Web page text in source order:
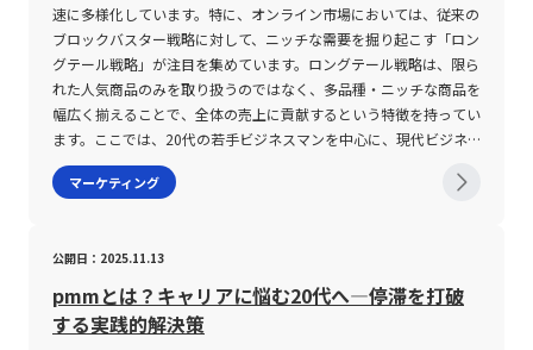
する需要が増加するという相関関係が見られる。この関係性は需要
の交差弾力性が正であることから確認できる。たとえば、朝食市場
において米やパン、おにぎりといった商品は互いに代替財として機
能しており、ある商品の価格が上昇すると消費者はより安価な代替
品を選択する傾向が強まる。なお、代替財は更に完全代替財と粗代
替財（部分的な代替財）に分類される。完全代替財は、消費者が両
者の間で常に一定の効用比率で交換可能な財で、無差別曲線が直線
（限界代替率が一定）となるのが特徴である。一方で、実際の市場
る商品の価格変動が他方の財の需要に逆方向の影響を及ぼす財であ
る。つまり、補完財はセットで利用されることが多く、片方の商品
の価格が上昇すれば他方の商品の需要は低下する。代表例として
は、ゲーム機とゲームソフトが挙げられる。ゲーム機の価格高騰は
速に多様化しています。特に、オンライン市場においては、従来の
ブロックバスター戦略に対して、ニッチな需要を掘り起こす「ロン
グテール戦略」が注目を集めています。ロングテール戦略は、限ら
れた人気商品のみを取り扱うのではなく、多品種・ニッチな商品を
幅広く揃えることで、全体の売上に貢献するという特徴を持ってい
ます。ここでは、20代の若手ビジネスマンを中心に、現代ビジネ
スが直面する市場環境と、それに対応するためのロングテール戦略
のメリット、デメリット、導入方法について、最新の市場動向を踏
を取り扱うことで、従来の売れ筋のみを頼りにする戦略では捉えき
れない市場のニーズに応える経営手法です。従来、マーケティング
戦略は、売上の80%を上位20%の人気商品で賄うとするパレート
の法則に基づいて展開されることが一般的でした。しかし、オンラ
マーケティング
公開日：2025.11.13
pmmとは？キャリアに悩む20代へ―停滞を打破
する実践的解決策